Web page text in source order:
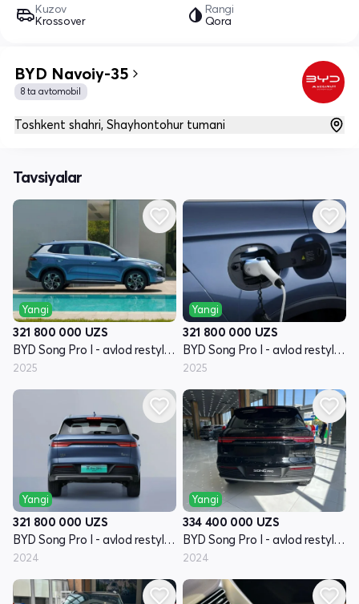
Kuzov
Krossover
Rangi
Qora
BYD Navoiy-35
8 ta avtomobil
Toshkent shahri, Shayhontohur tumani
Tavsiyalar
Yangi
321 800 000 UZS
BYD Song Pro I - avlod restyling
2025
Yangi
321 800 000 UZS
BYD Song Pro I - avlod restyling
2025
Yangi
321 800 000 UZS
BYD Song Pro I - avlod restyling
2024
Yangi
334 400 000 UZS
BYD Song Pro I - avlod restyling
2024